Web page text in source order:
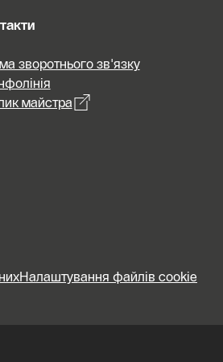
зворотнього зв'язку
майстра
Налаштування файлів cookie